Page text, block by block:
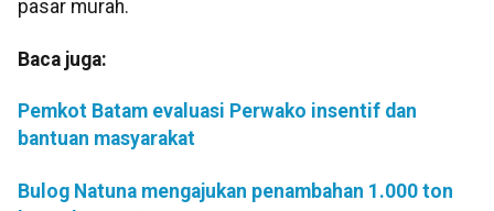
pasar murah.
Baca juga:
Pemkot Batam evaluasi Perwako insentif dan
bantuan masyarakat
Bulog Natuna mengajukan penambahan 1.000 ton